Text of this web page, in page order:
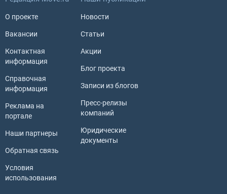
О проекте
Вакансии
Контактная
информация
Справочная
информация
Реклама на
портале
Наши партнеры
Обратная связь
Условия
использования
Новости
Статьи
Акции
Блог проекта
Записи из блогов
Пресс-релизы
компаний
Юридические
документы